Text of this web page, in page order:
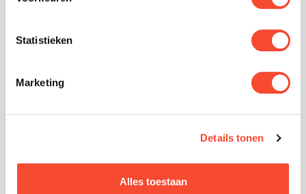
Statistieken
Marketing
Details tonen
Alles toestaan
Hochleistungsfilter für Immobilien
Um das richtige Gleichgewicht zwischen
Kosten und vorbeugender Risikominderung zu
breite Palette von Luftfilteroptionen. Ein gutes